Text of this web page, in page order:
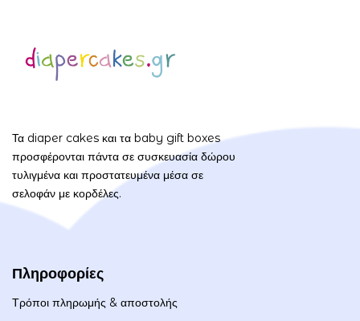
Τα diaper cakes και τα baby gift boxes
προσφέρονται πάντα σε συσκευασία δώρου
τυλιγμένα και προστατευμένα μέσα σε
σελοφάν με κορδέλες.
Πληροφορίες
Τρόποι πληρωμής & αποστολής